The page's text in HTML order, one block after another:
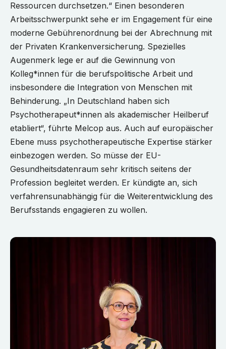
Ressourcen durchsetzen.“ Einen besonderen
Arbeitsschwerpunkt sehe er im Engagement für eine
moderne Gebührenordnung bei der Abrechnung mit
der Privaten Krankenversicherung. Spezielles
Augenmerk lege er auf die Gewinnung von
Kolleg*innen für die berufspolitische Arbeit und
insbesondere die Integration von Menschen mit
Behinderung. „In Deutschland haben sich
Psychotherapeut*innen als akademischer Heilberuf
etabliert“, führte Melcop aus. Auch auf europäischer
Ebene muss psychotherapeutische Expertise stärker
einbezogen werden. So müsse der EU-
Gesundheitsdatenraum sehr kritisch seitens der
Profession begleitet werden. Er kündigte an, sich
verfahrensunabhängig für die Weiterentwicklung des
Berufsstands engagieren zu wollen.